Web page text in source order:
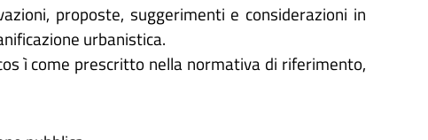
proposte, suggerimenti e considerazioni in
urbanistica.
ì come prescritto nella normativa di riferimento,